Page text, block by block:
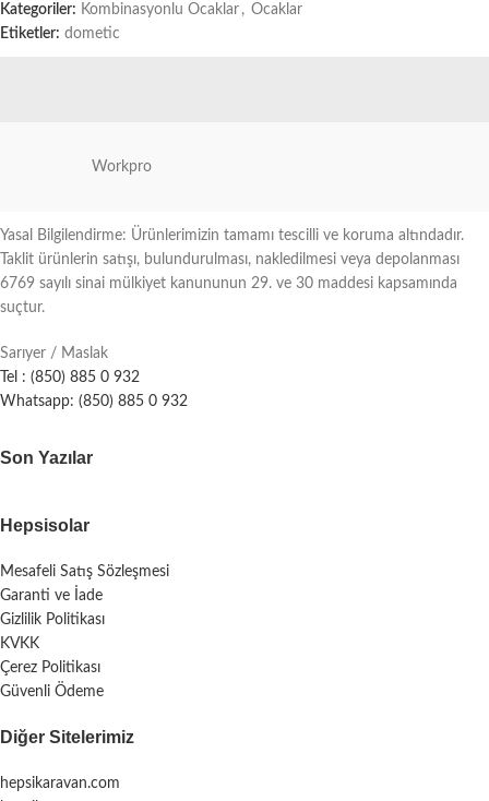
Kategoriler: Kombinasyonlu Ocaklar , Ocaklar
Etiketler: dometic
Workpro
Yasal Bilgilendirme: Ürünlerimizin tamamı tescilli ve koruma altındadır.
Taklit ürünlerin satışı, bulundurulması, nakledilmesi veya depolanması
6769 sayılı sinai mülkiyet kanununun 29. ve 30 maddesi kapsamında
suçtur.
Sarıyer / Maslak
Tel : (850) 885 0 932
Whatsapp: (850) 885 0 932
Son Yazılar
Hepsisolar
Mesafeli Satış Sözleşmesi
Garanti ve İade
Gizlilik Politikası
KVKK
Çerez Politikası
Güvenli Ödeme
Diğer Sitelerimiz
hepsikaravan.com